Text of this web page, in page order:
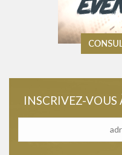
INSCRIVEZ-VOUS